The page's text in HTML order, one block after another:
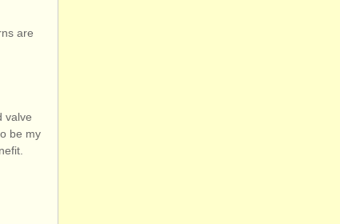
are
valve
be my